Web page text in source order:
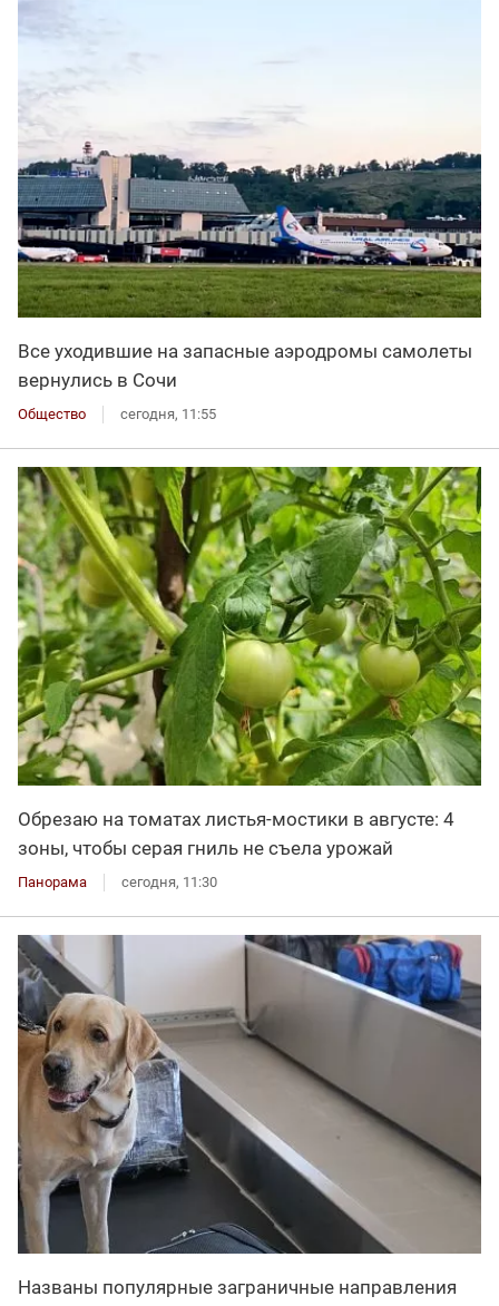
Все уходившие на запасные аэродромы самолеты
вернулись в Сочи
Общество сегодня, 11:55
Обрезаю на томатах листья-мостики в августе: 4
зоны, чтобы серая гниль не съела урожай
Панорама сегодня, 11:30
Названы популярные заграничные направления